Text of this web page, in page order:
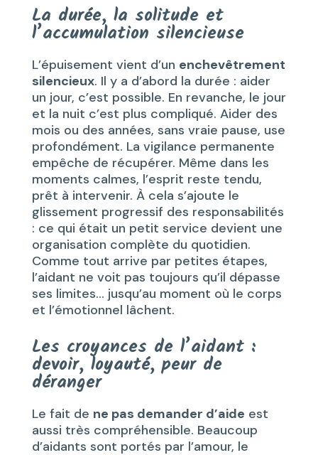
La durée, la solitude et
l’accumulation silencieuse
L’épuisement vient d’un enchevêtrement
silencieux. Il y a d’abord la durée : aider
un jour, c’est possible. En revanche, le jour
et la nuit c’est plus compliqué. Aider des
mois ou des années, sans vraie pause, use
profondément. La vigilance permanente
empêche de récupérer. Même dans les
moments calmes, l’esprit reste tendu,
prêt à intervenir. À cela s’ajoute le
glissement progressif des responsabilités
: ce qui était un petit service devient une
organisation complète du quotidien.
Comme tout arrive par petites étapes,
l’aidant ne voit pas toujours qu’il dépasse
ses limites… jusqu’au moment où le corps
et l’émotionnel lâchent.
Les croyances de l’aidant :
devoir, loyauté, peur de
déranger
Le fait de ne pas demander d’aide est
aussi très compréhensible. Beaucoup
d’aidants sont portés par l’amour, le